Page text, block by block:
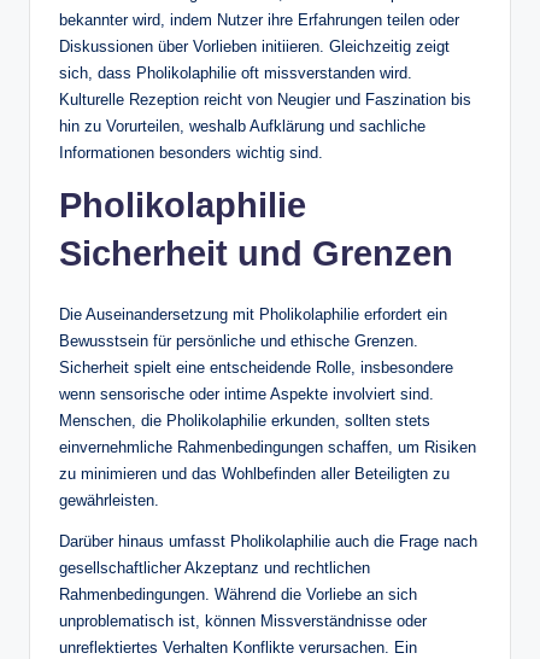
bekannter wird, indem Nutzer ihre Erfahrungen teilen oder
Diskussionen über Vorlieben initiieren. Gleichzeitig zeigt
sich, dass Pholikolaphilie oft missverstanden wird.
Kulturelle Rezeption reicht von Neugier und Faszination bis
hin zu Vorurteilen, weshalb Aufklärung und sachliche
Informationen besonders wichtig sind.
Pholikolaphilie
Sicherheit und Grenzen
Die Auseinandersetzung mit Pholikolaphilie erfordert ein
Bewusstsein für persönliche und ethische Grenzen.
Sicherheit spielt eine entscheidende Rolle, insbesondere
wenn sensorische oder intime Aspekte involviert sind.
Menschen, die Pholikolaphilie erkunden, sollten stets
einvernehmliche Rahmenbedingungen schaffen, um Risiken
zu minimieren und das Wohlbefinden aller Beteiligten zu
gewährleisten.
Darüber hinaus umfasst Pholikolaphilie auch die Frage nach
gesellschaftlicher Akzeptanz und rechtlichen
Rahmenbedingungen. Während die Vorliebe an sich
unproblematisch ist, können Missverständnisse oder
unreflektiertes Verhalten Konflikte verursachen. Ein